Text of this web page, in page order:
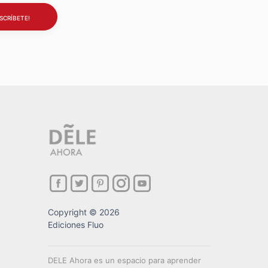
Copyright © 2026
Ediciones Fluo
DELE Ahora es un espacio para aprender